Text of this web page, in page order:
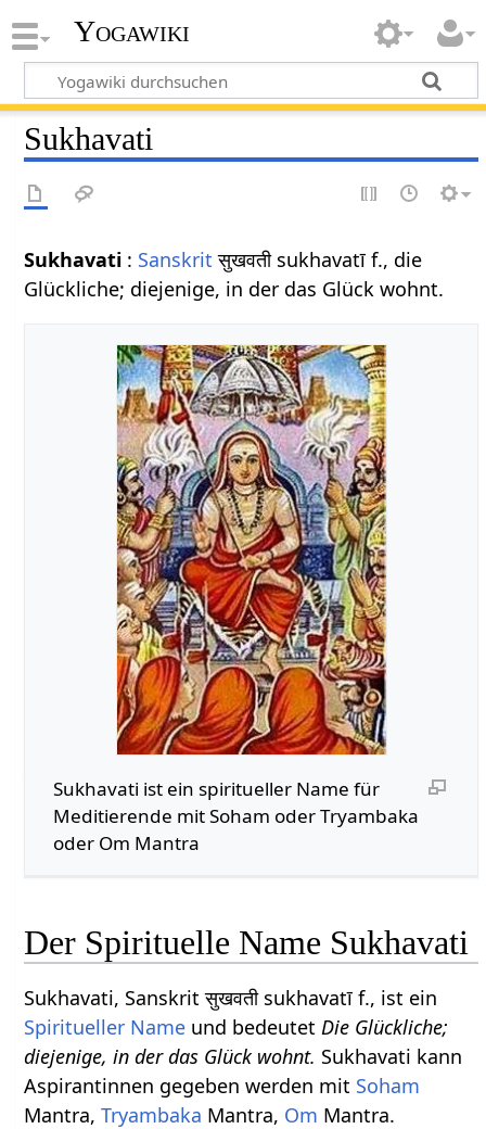
Yogawiki
Sukhavati
Sukhavati : Sanskrit सुखवती sukhavatī f., die
Glückliche; diejenige, in der das Glück wohnt.
Sukhavati ist ein spiritueller Name für
Meditierende mit Soham oder Tryambaka
oder Om Mantra
Der Spirituelle Name Sukhavati
Sukhavati, Sanskrit सुखवती sukhavatī f., ist ein
Spiritueller Name und bedeutetDie Glückliche;
diejenige, in der das Glück wohnt. Sukhavati kann
Aspirantinnen gegeben werden mit Soham
Mantra,Tryambaka Mantra, Om Mantra.